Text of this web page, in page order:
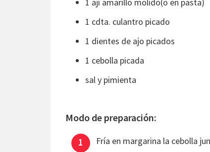
1 cdta. culantro picado
1 dientes de ajo picados
1 cebolla picada
sal y pimienta
Modo de preparación:
Fría en margarina la cebolla